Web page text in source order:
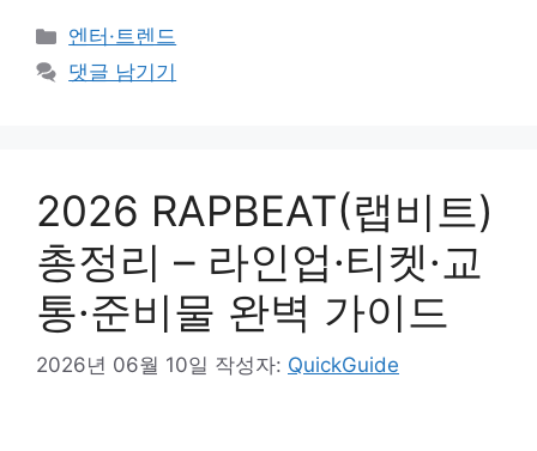
카
테
엔터·트렌드
댓글 남기기
2026 RAPBEAT(랩비트)
총정리 – 라인업·티켓·교
통·준비물 완벽 가이드
2026년 06월 10일 작성자: QuickGuide